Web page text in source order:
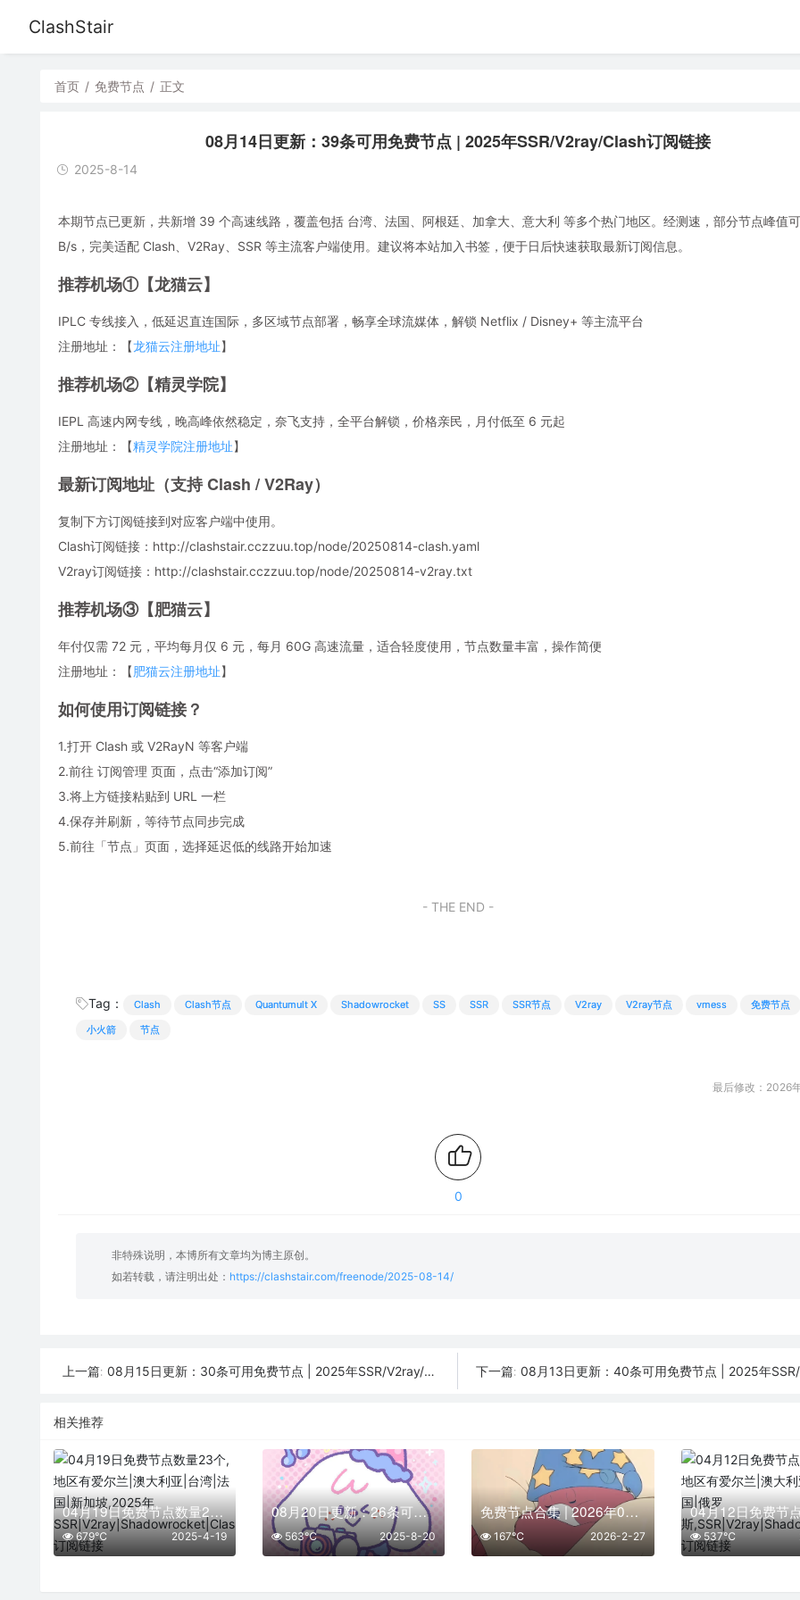
ClashStair
首页 / 免费节点 / 正文
08月14日更新：39条可用免费节点 | 2025年SSR/V2ray/Clash订阅链接
2025-8-14
本期节点已更新，共新增 39 个高速线路，覆盖包括 台湾、法国、阿根廷、加拿大、意大利 等多个热门地区。经测速，部分节点峰值
B/s，完美适配 Clash、V2Ray、SSR 等主流客户端使用。建议将本站加入书签，便于日后快速获取最新订阅信息。
推荐机场①【龙猫云】
IPLC 专线接入，低延迟直连国际，多区域节点部署，畅享全球流媒体，解锁 Netflix / Disney+ 等主流平台
注册地址：【龙猫云注册地址】
推荐机场②【精灵学院】
IEPL 高速内网专线，晚高峰依然稳定，奈飞支持，全平台解锁，价格亲民，月付低至 6 元起
注册地址：【精灵学院注册地址】
最新订阅地址（支持 Clash / V2Ray）
复制下方订阅链接到对应客户端中使用。
Clash订阅链接：http://clashstair.cczzuu.top/node/20250814-clash.yaml
V2ray订阅链接：http://clashstair.cczzuu.top/node/20250814-v2ray.txt
推荐机场③【肥猫云】
年付仅需 72 元，平均每月仅 6 元，每月 60G 高速流量，适合轻度使用，节点数量丰富，操作简便
注册地址：【肥猫云注册地址】
如何使用订阅链接？
1.打开 Clash 或 V2RayN 等客户端
2.前往 订阅管理 页面，点击“添加订阅”
3.将上方链接粘贴到 URL 一栏
4.保存并刷新，等待节点同步完成
5.前往「节点」页面，选择延迟低的线路开始加速
- THE END -
Tag： Clash Clash节点 Quantumult X Shadowrocket SS SSR SSR节点 V2ray V2ray节点 vmess
免费节点
小火箭
节点
最后修改：2026
0
非特殊说明，本博所有文章均为博主原创。
如若转载，请注明出处： https://clashstair.com/freenode/2025-08-14/
上一篇: 08月15日更新：30条可用免费节点 | 2025年SSR/V2ray/Clash订阅链接 下一篇: 08月13日更新：40条可用免费节点 | 2025年SSR/V2ray/Clash
相关推荐
04月19日免费节点数量23个,地区有爱尔兰|澳大利亚|台湾|法国|新加坡,2025年SSR|V2ray|Shadowrocket|Clash订阅链接
2025-4-19
679℃
08月20日更新：26条可用免费节点 | 2025年SSR/V2ray/Clash订阅链接
2025-8-20
563℃
免费节点合集 | 2026年02月27日SSR/V2Ray/Clash订阅整理
2026-2-27
167℃ 537℃